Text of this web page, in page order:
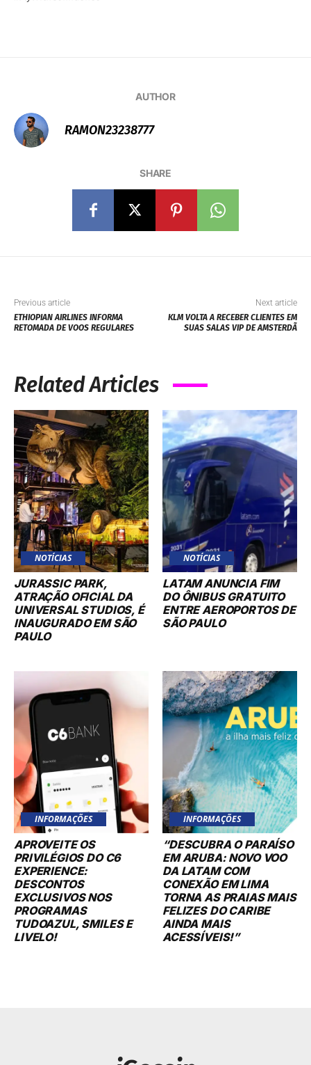
AUTHOR
RAMON23238777
SHARE
Previous article
ETHIOPIAN AIRLINES INFORMA
RETOMADA DE VOOS REGULARES
Next article
KLM VOLTA A RECEBER CLIENTES EM
SUAS SALAS VIP DE AMSTERDÃ
Related Articles
NOTÍCIAS
JURASSIC PARK,
ATRAÇÃO OFICIAL DA
UNIVERSAL STUDIOS, É
INAUGURADO EM SÃO
PAULO
NOTÍCIAS
LATAM ANUNCIA FIM
DO ÔNIBUS GRATUITO
ENTRE AEROPORTOS DE
SÃO PAULO
INFORMAÇÕES
APROVEITE OS
PRIVILÉGIOS DO C6
EXPERIENCE:
DESCONTOS
EXCLUSIVOS NOS
PROGRAMAS
TUDOAZUL, SMILES E
LIVELO!
INFORMAÇÕES
“DESCUBRA O PARAÍSO
EM ARUBA: NOVO VOO
DA LATAM COM
CONEXÃO EM LIMA
TORNA AS PRAIAS MAIS
FELIZES DO CARIBE
AINDA MAIS
ACESSÍVEIS!”